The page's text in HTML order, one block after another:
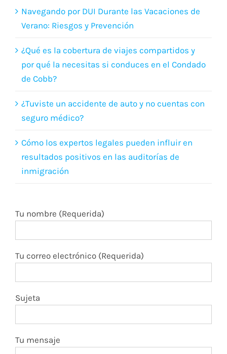
Navegando por DUI Durante las Vacaciones de
Verano: Riesgos y Prevención
¿Qué es la cobertura de viajes compartidos y
por qué la necesitas si conduces en el Condado
de Cobb?
¿Tuviste un accidente de auto y no cuentas con
seguro médico?
Cómo los expertos legales pueden influir en
resultados positivos en las auditorías de
inmigración
Tu nombre (Requerida)
Tu correo electrónico (Requerida)
Sujeta
Tu mensaje